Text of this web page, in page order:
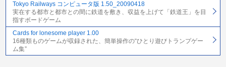
Tokyo Railways コンピュータ版 1.50_20090418
実在する都市と都市との間に鉄道を敷き、収益を上げて「鉄道王」を目
指すボードゲーム
Cards for lonesome player 1.00
16種類ものゲームが収録された、簡単操作の“ひとり遊びトランプゲー
ム集”